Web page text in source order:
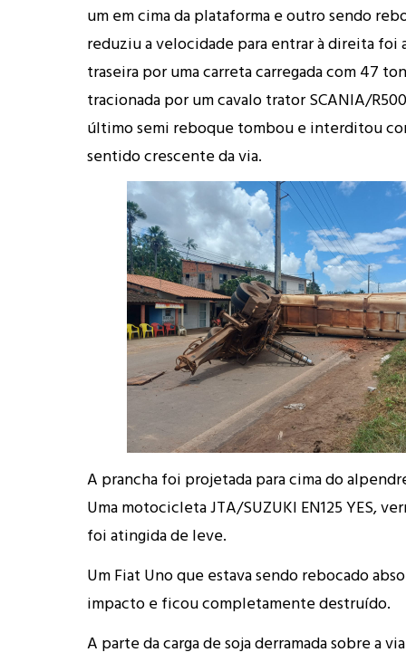
um em cima da plataforma e outro sendo
reduziu a velocidade para entrar à direita foi
traseira por uma carreta carregada com 47
tracionada por um cavalo trator SCANIA/
último semi reboque tombou e interditou
sentido crescente da via.
A prancha foi projetada para cima do
Uma motocicleta JTA/SUZUKI EN125 YES,
foi atingida de leve.
Um Fiat Uno que estava sendo rebocado
impacto e ficou completamente destruído.
A parte da carga de soja derramada sobre a